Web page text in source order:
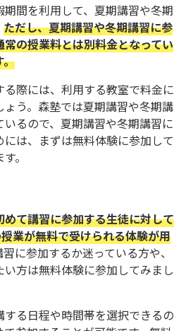
間を利用して、夏期講習や冬期
ただし、夏期講習や冬期講習に参
の授業料とは別料金となってい
。
際には、利用する教室で料金に
う。森塾では夏期講習や冬期講
るので、夏期講習や冬期講習に
は、まずは無料体験に参加して
。
て講習に参加する生徒に対して
業が無料で受けられる体験が用
に参加するか迷っている方や、
方は無料体験に参加してみまし
する日程や時間帯を選択できるの